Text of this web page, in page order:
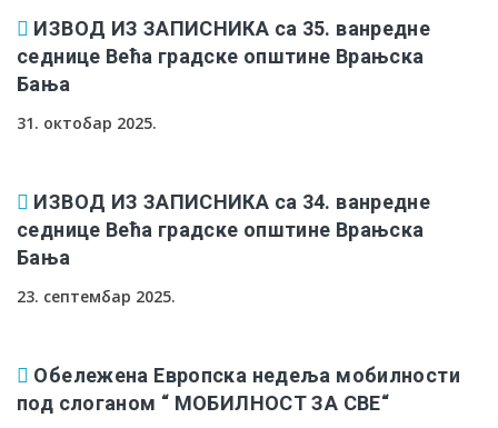
ИЗВОД ИЗ ЗАПИСНИКА са 35. ванредне
седнице Већа градске општине Врањска
Бања
31. октобар 2025.
ИЗВОД ИЗ ЗАПИСНИКА са 34. ванредне
седнице Већа градске општине Врањска
Бања
23. септембар 2025.
Обележена Европска недеља мобилности
под слоганом “ МОБИЛНОСТ ЗА СВЕ“